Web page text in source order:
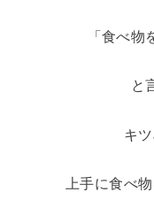
「食べ物
と
キ
上手に食べ